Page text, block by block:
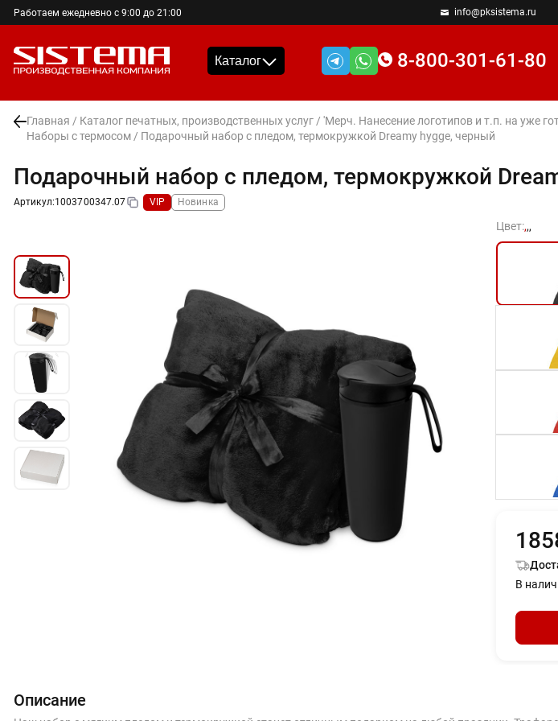
Работаем ежедневно с 9:00 до 21:00 info@pksistema.ru
Каталог 8-800-301-61-80
Главная / Каталог печатных, производственных услуг / 'Мерч. Нанесение логотипов и т.п. на уже
Наборы с термосом / Подарочный набор с пледом, термокружкой Dreamy hygge, черный
Подарочный набор с пледом, термокружкой
Артикул:1003700347.07 VIP Новинка
Цвет:,,,
В
Описание